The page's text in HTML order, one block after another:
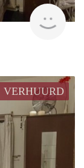
rent
VERHUURD